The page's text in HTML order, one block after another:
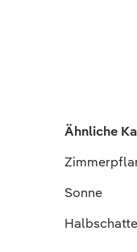
Ähnliche
Sonne